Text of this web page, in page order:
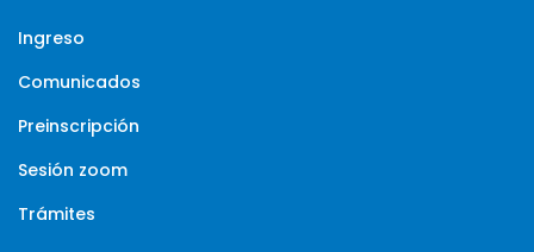
Ingreso
Comunicados
Preinscripción
Sesión zoom
Trámites